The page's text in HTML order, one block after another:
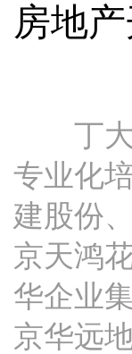
房地产
丁大
专业化
建股份
京天鸿
华企业
京华远